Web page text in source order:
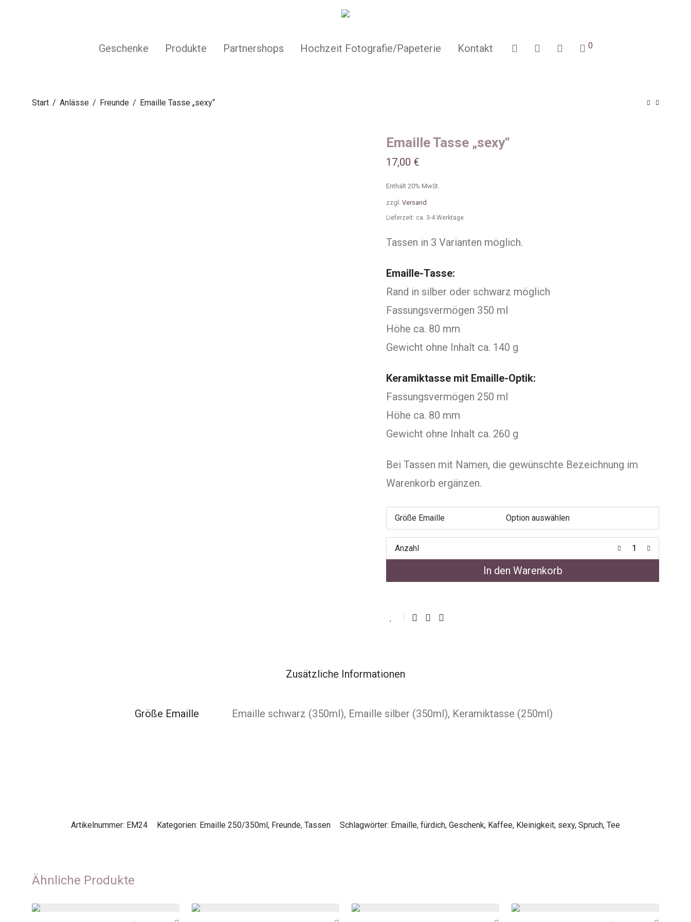
Geschenke Produkte Partnershops Hochzeit Fotografie/Papeterie Kontakt 0
Start / Anlässe / Freunde / Emaille Tasse „sexy“
Emaille Tasse „sexy“
17,00 €
Enthält 20% MwSt.
zzgl. Versand
Lieferzeit: ca. 3-4 Werktage
Tassen in 3 Varianten möglich.
Emaille-Tasse:
Rand in silber oder schwarz möglich
Fassungsvermögen 350 ml
Höhe ca. 80 mm
Gewicht ohne Inhalt ca. 140 g
Keramiktasse mit Emaille-Optik:
Fassungsvermögen 250 ml
Höhe ca. 80 mm
Gewicht ohne Inhalt ca. 260 g
Bei Tassen mit Namen, die gewünschte Bezeichnung im
Warenkorb ergänzen.
Größe Emaille
Anzahl
In den Warenkorb
Zusätzliche Informationen
Größe Emaille Emaille schwarz (350ml), Emaille silber (350ml), Keramiktasse (250ml)
Artikelnummer: EM24 Kategorien: Emaille 250/350ml, Freunde, Tassen Schlagwörter: Emaille, fürdich, Geschenk, Kaffee, Kleinigkeit, sexy, Spruch, Tee
Ähnliche Produkte